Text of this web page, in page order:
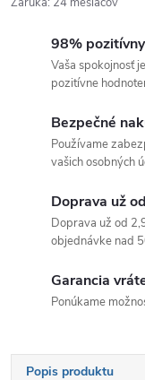
98%
Vaša spokojnosť
pozitívne
Bezpečné
Používame
vašich osobných
Doprava už
Doprava už od
objednávke nad
Garancia
Ponúkame
Popis produktu